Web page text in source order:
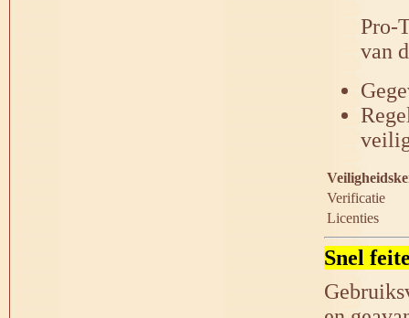
Pro-
van
Verificatie
Licenties
Snel